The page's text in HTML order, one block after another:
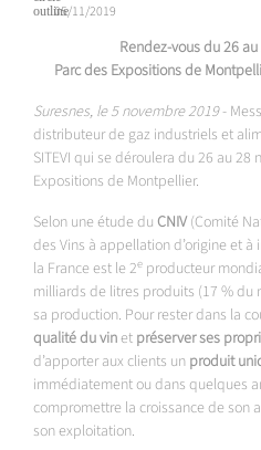
05/11/2019
Rendez-vous du 26
Parc des Expositions de
Suresnes, le 5 novembre 2019-
distributeur de gaz industriels et
SITEVI qui se déroulera du 26 au 28
Expositions de Montpellier.
Selon une étude du CNIV(Comité
des Vins à appellation d’origine et
la France est le 2e producteur
milliards de litres produits (17 % du
sa production. Pour rester dans la
qualité du vinet préserver ses
d’apporter aux clients un produit
immédiatement ou dans quelques
compromettre la croissance de son
son exploitation.